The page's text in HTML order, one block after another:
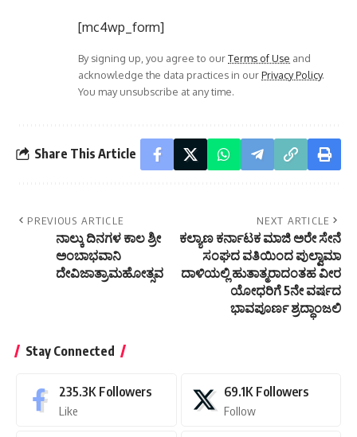
[mc4wp_form]
By signing up, you agree to ourTerms of Use and
acknowledge the data practices in ourPrivacy Policy.
You may unsubscribe at any time.
Share This Article
PREVIOUS ARTICLE
ನಾಲ್ಕು ದಿನಗಳ ಕಾಲ ಶ್ರೀ
ಅಂಬಾಭವಾನಿ
ದೇವಿಜಾತ್ರಾಮಹೋತ್ಸವ
NEXT ARTICLE
ಕಲ್ಯಾಣ ಕರ್ನಾಟಕ ಮಾಜಿ ಅರೇ ಸೇನೆ
ಸಂಘದ ವತಿಯಿಂದ ಪುಲ್ವಾಮಾ
ದಾಳಿಯಲ್ಲಿ ಹುತಾತ್ಮರಾದಂತಹ ವೀರ
ಯೋಧರಿಗೆ 5ನೇ ವರ್ಷದ
ಭಾವಪೂರ್ಣ ಶ್ರದ್ಧಾಂಜಲಿ
Stay Connected
235.3K Followers
Like
69.1K Followers
Follow